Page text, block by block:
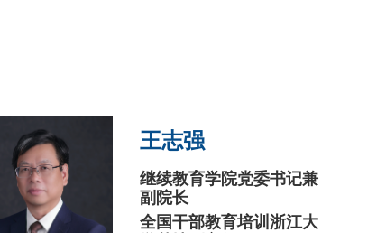
王志强
继续教育学院党委书记兼
副院长
全国干部教育培训浙江大